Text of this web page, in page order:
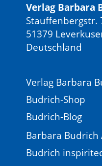
Verlag Barbara
Stauffenbergstr.
51379
Deutschland
Verlag Barbara
Budrich-Shop
Budrich-Blog
Barbara Budrich
Budrich